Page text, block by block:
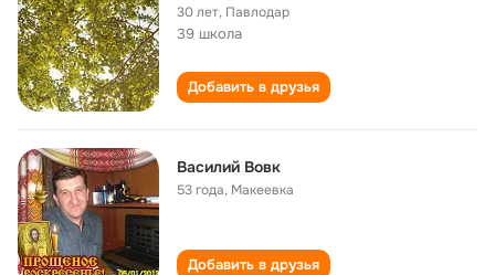
30 лет, Павлодар
39 школа
Добавить в друзья
Василий Вовк
53 года, Макеевка
Добавить в друзья